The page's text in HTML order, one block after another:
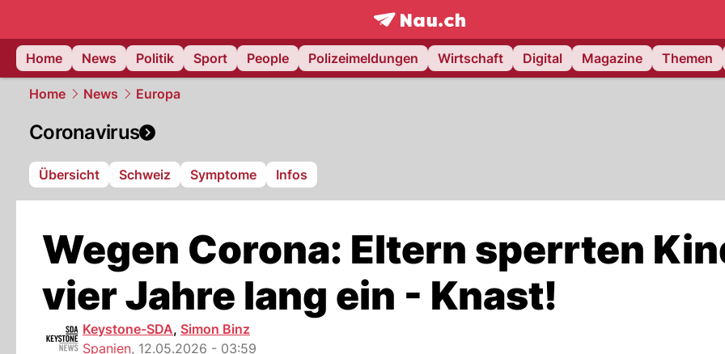
frontpage.NAU.ch
Home
News Politik Sport People Polizeimeldungen Wirtschaft Digital Magazine Themen
Home News Europa
Coronavirus
Übersicht Schweiz Symptome Infos
Wegen Corona: Eltern sperrten
vier Jahre lang ein - Knast!
Keystone-SDA, Simon Binz
Spanien, 12.05.2026 - 03:59